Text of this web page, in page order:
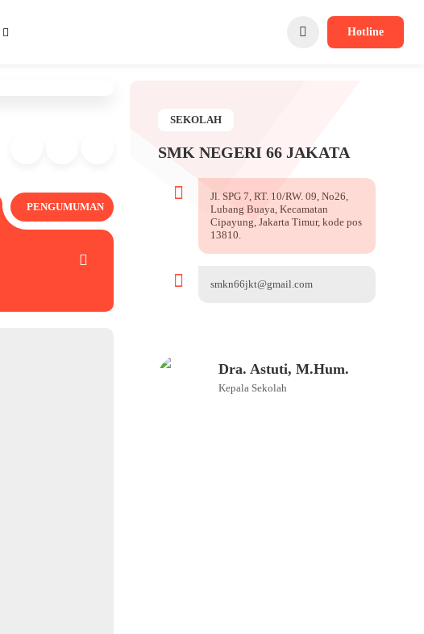
Hotline
PENGUMUMAN
SEKOLAH
SMK NEGERI 66 JAKATA
Jl. SPG 7, RT. 10/RW. 09, No26,
Lubang Buaya, Kecamatan
Cipayung, Jakarta Timur, kode pos
13810.
smkn66jkt@gmail.com
Dra. Astuti, M.Hum.
Kepala Sekolah